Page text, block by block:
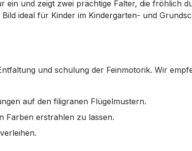
ein und zeigt zwei prächtige Falter, die fröhlich
ideal für Kinder im Kindergarten- und
und schulung der Feinmotorik. Wir
auf den filigranen Flügelmustern.
Farben erstrahlen zu lassen.